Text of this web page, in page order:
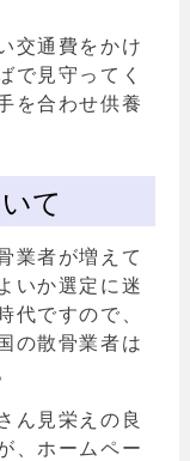
交通費をかけ
で見守ってく
を合わせ供養
て
業者が増えて
いか選定に迷
代ですので、
の散骨業者は
ん見栄えの良
、ホームペー